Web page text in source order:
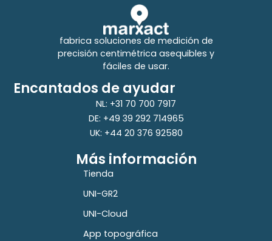
fabrica soluciones de medición de
precisión centimétrica asequibles y
fáciles de usar.
Encantados de ayudar
NL: +31 70 700 7917
DE: +49 39 292 714965
UK: +44 20 376 92580
Más información
Tienda
UNI-GR2
UNI-Cloud
App topográfica